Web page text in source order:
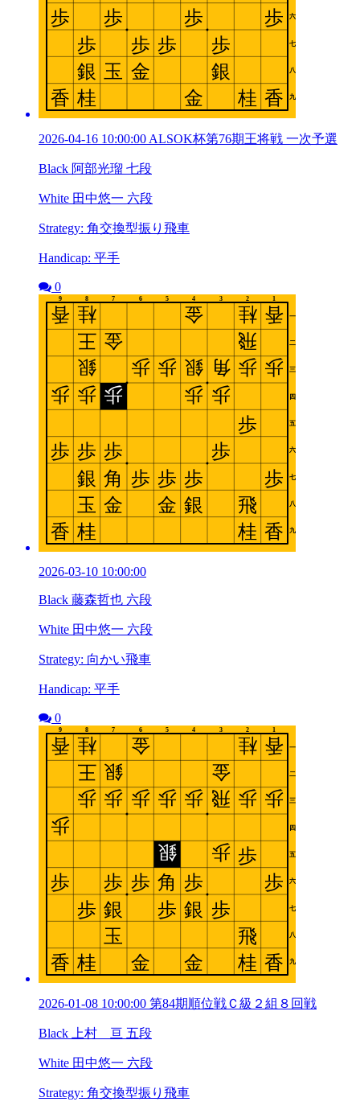
2026-04-16 10:00:00 ALSOK杯第76期王将戦 一次予選
Black 阿部光瑠 七段
White 田中悠一 六段
Strategy: 角交換型振り飛車
Handicap: 平手
0
2026-03-10 10:00:00
Black 藤森哲也 六段
White 田中悠一 六段
Strategy: 向かい飛車
Handicap: 平手
0
2026-01-08 10:00:00 第84期順位戦Ｃ級２組８回戦
Black 上村 亘 五段
White 田中悠一 六段
Strategy: 角交換型振り飛車